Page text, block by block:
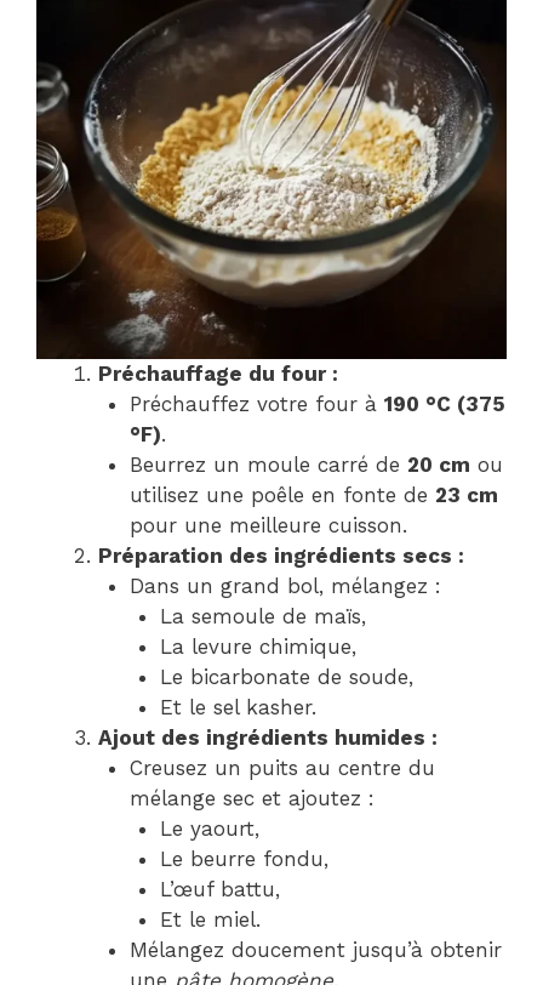
Préchauffage du four :
Préchauffez votre four à 190 °C (375
°F).
Beurrez un moule carré de 20 cm ou
utilisez une poêle en fonte de 23 cm
pour une meilleure cuisson.
Préparation des ingrédients secs :
Dans un grand bol, mélangez :
La semoule de maïs,
La levure chimique,
Le bicarbonate de soude,
Et le sel kasher.
Ajout des ingrédients humides :
Creusez un puits au centre du
mélange sec et ajoutez :
Le yaourt,
Le beurre fondu,
L’œuf battu,
Et le miel.
Mélangez doucement jusqu’à obtenir
une pâte homogène.